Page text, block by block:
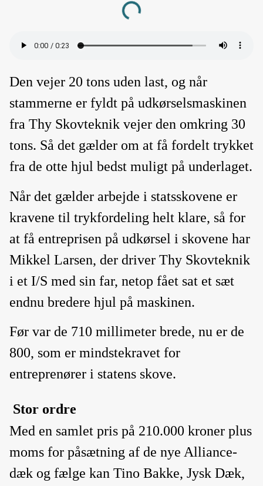
Loading...
Den vejer 20 tons uden last, og når
stammerne er fyldt på udkørselsmaskinen
fra Thy Skovteknik vejer den omkring 30
tons. Så det gælder om at få fordelt trykket
fra de otte hjul bedst muligt på underlaget.
Når det gælder arbejde i statsskovene er
kravene til trykfordeling helt klare, så for
at få entreprisen på udkørsel i skovene har
Mikkel Larsen, der driver Thy Skovteknik
i et I/S med sin far, netop fået sat et sæt
endnu bredere hjul på maskinen.
Før var de 710 millimeter brede, nu er de
800, som er mindstekravet for
entreprenører i statens skove.
Stor ordre
Med en samlet pris på 210.000 kroner plus
moms for påsætning af de nye Alliance-
dæk og fælge kan Tino Bakke, Jysk Dæk,